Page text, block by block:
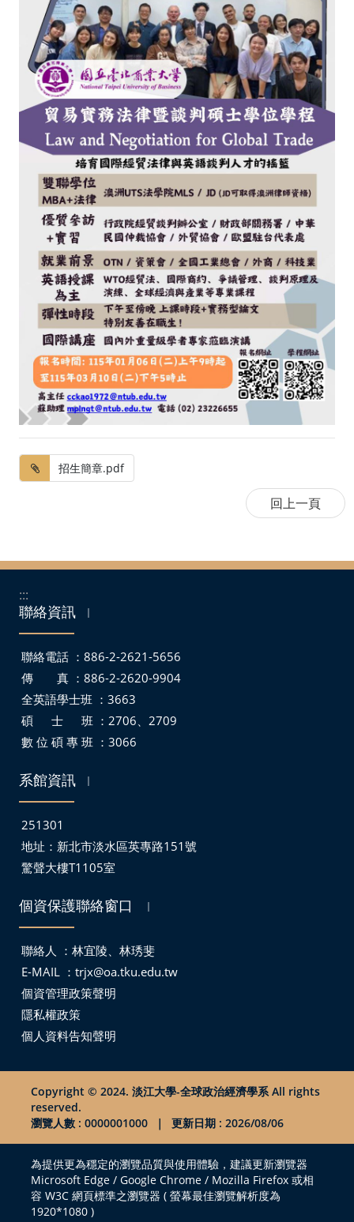
招生簡章.pdf
:::
聯絡資訊 ｜
聯絡電話 ：886-2-2621-5656
傳 真 ：886-2-2620-9904
全英語學士班 ：3663
碩 士 班 ：2706、2709
數 位 碩 專 班 ：3066
系館資訊 ｜
251301
地址： 新北市淡水區英專路151號
驚聲大樓T1105室
個資保護聯絡窗口 ｜
聯絡人 ：林宜陵、林琇斐
E-MAIL ： trjx@oa.tku.edu.tw
個資管理政策聲明
隱私權政策
個人資料告知聲明
Copyright © 2024. 淡江大學-全球政治經濟學系 All rights
reserved.
瀏覽人數 : 0000001000
｜ 更新日期 : 2026/08/06
為提供更為穩定的瀏覽品質與使用體驗，建議更新瀏覽器
Microsoft Edge / Google Chrome / Mozilla Firefox 或相
容 W3C 網頁標準之瀏覽器 ( 螢幕最佳瀏覽解析度為
1920*1080 )